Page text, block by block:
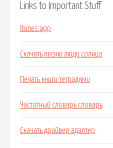
Links to Important Stuff
Itunes app
Скачать песню люди солнца
Печать книги тетрадями
Частотный словарь словарь
Скачать драйвер адаптер